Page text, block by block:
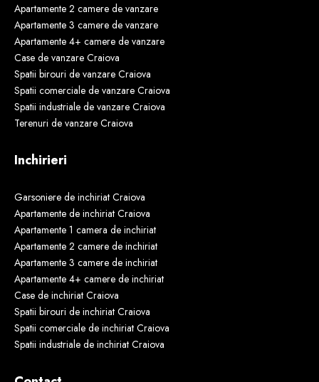
Apartamente 2 camere de vanzare
Apartamente 3 camere de vanzare
Apartamente 4+ camere de vanzare
Case de vanzare Craiova
Spatii birouri de vanzare Craiova
Spatii comerciale de vanzare Craiova
Spatii industriale de vanzare Craiova
Terenuri de vanzare Craiova
Inchirieri
Garsoniere de inchiriat Craiova
Apartamente de inchiriat Craiova
Apartamente 1 camera de inchiriat
Apartamente 2 camere de inchiriat
Apartamente 3 camere de inchiriat
Apartamente 4+ camere de inchiriat
Case de inchiriat Craiova
Spatii birouri de inchiriat Craiova
Spatii comerciale de inchiriat Craiova
Spatii industriale de inchiriat Craiova